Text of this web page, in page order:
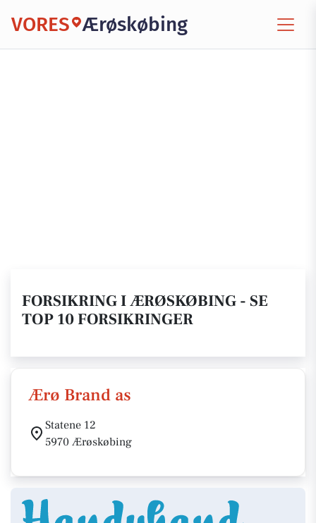
VORES Ærøskøbing
FORSIKRING I ÆRØSKØBING - SE
TOP 10 FORSIKRINGER
Ærø Brand as
Statene 12
5970 Ærøskøbing